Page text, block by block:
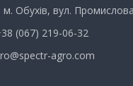
м. Обухів, вул.
(067) 219-06-32
agro.com